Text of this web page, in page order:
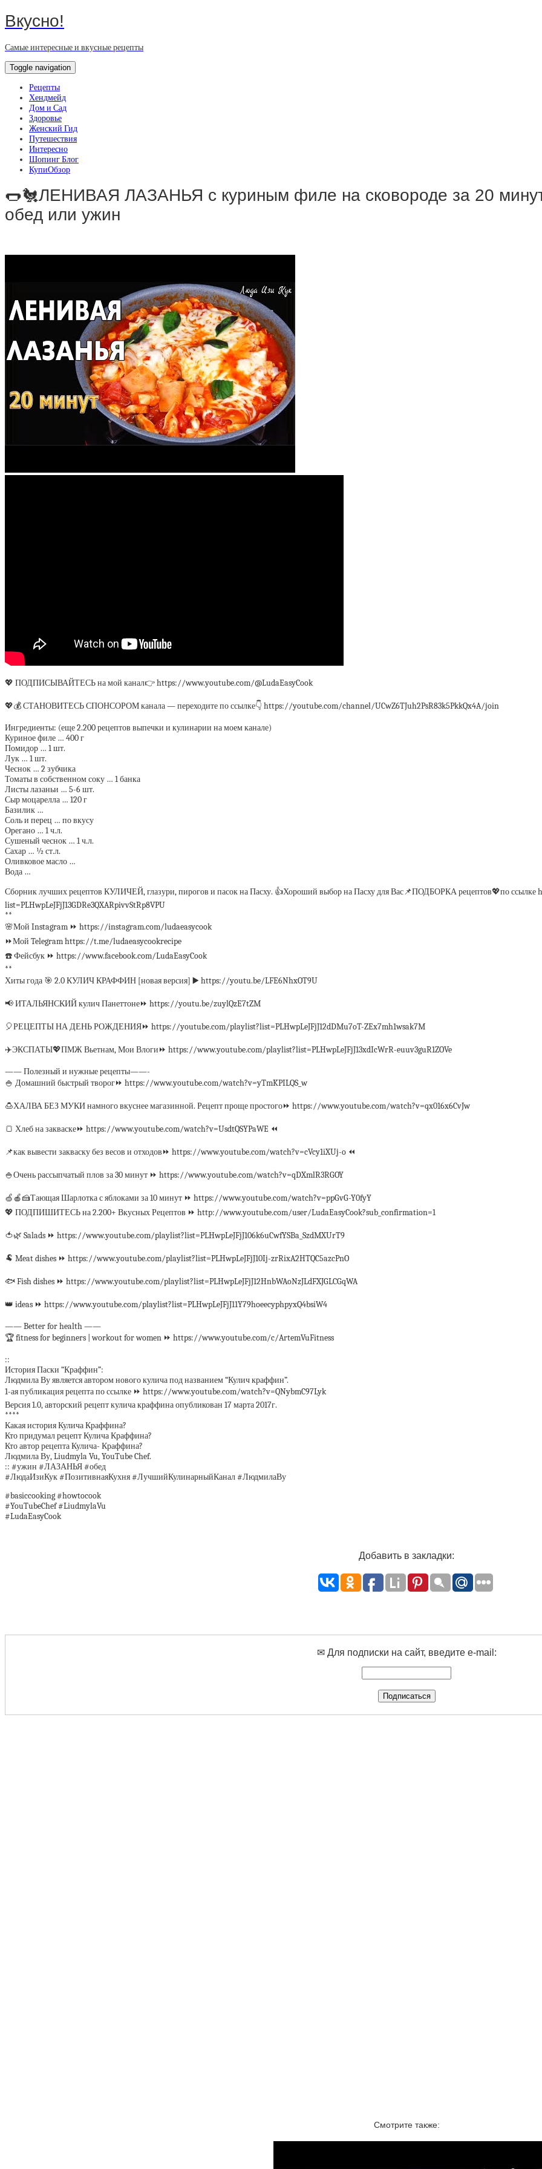
Вкусно!
Самые интересные и вкусные рецепты
Toggle navigation
Рецепты
Хендмейд
Дом и Сад
Здоровье
Женский Гид
Путешествия
Интересно
Шопинг Блог
КупиОбзор
🌭🐔ЛЕНИВАЯ ЛАЗАНЬЯ с куриным филе на сковороде за 20
обед или ужин
💖 ПОДПИСЫВАЙТЕСЬ на мой канал👉 https://www.youtube.com/@LudaEasyCook
💖💰 СТАНОВИТЕСЬ СПОНСОРОМ канала — переходите по ссылке👇 https://youtube.com/channel/UCwZ6TJuh2PsR83k5PkkQx4A/join
Ингредиенты: (еще 2.200 рецептов выпечки и кулинарии на моем канале)
Куриное филе … 400 г
Помидор … 1 шт.
Лук … 1 шт.
Чеснок … 2 зубчика
Томаты в собственном соку … 1 банка
Листы лазаньи … 5-6 шт.
Сыр моцарелла … 120 г
Базилик …
Соль и перец … по вкусу
Орегано … 1 ч.л.
Сушеный чеснок … 1 ч.л.
Сахар … ½ ст.л.
Оливковое масло …
Вода …
Сборник лучших рецептов КУЛИЧЕЙ, глазури, пирогов и пасок на Пасху. 👍Хороший выбор на Пасху для Вас📌ПОДБОРКА рецептов💖по
list=PLHwpLeJFjJ13GDRe3QXARpivvStRp8VPU
**
🌸Мой Instagram ⏩ https://instagram.com/ludaeasycook
⏩Мой Telegram https://t.me/ludaeasycookrecipe
☎️ Фейсбук ⏩ https://www.facebook.com/LudaEasyCook
**
Хиты года 🎯 2.0 КУЛИЧ КРАФФИН [новая версия] ▶️ https://youtu.be/LFE6NhxOT9U
📢 ИТАЛЬЯНСКИЙ кулич Панеттоне⏩ https://youtu.be/zuylQzE7tZM
🎈РЕЦЕПТЫ НА ДЕНЬ РОЖДЕНИЯ⏩ https://youtube.com/playlist?list=PLHwpLeJFjJ12dDMu7oT-ZEx7mh1wsak7M
✈️ЭКСПАТЫ💖ПМЖ Вьетнам, Мои Влоги⏩ https://www.youtube.com/playlist?list=PLHwpLeJFjJ13xdIcWrR-euuv3guR1ZOVe
—— Полезный и нужные рецепты——-
🍚 Домашний быстрый творог⏩ https://www.youtube.com/watch?v=yTmKPILQS_w
🍮ХАЛВА БЕЗ МУКИ намного вкуснее магазинной. Рецепт проще простого⏩ https://www.youtube.com/watch?v=qx016x6CvJw
🍞 Хлеб на закваске⏩ https://www.youtube.com/watch?v=UsdtQSYPaWE ⏪
📌как вывести закваску без весов и отходов⏩ https://www.youtube.com/watch?v=cVcy1iXUj-o ⏪
🍚Очень рассыпчатый плов за 30 минут ⏩ https://www.youtube.com/watch?v=qDXmlR3RGOY
🍏🍎🍰Тающая Шарлотка с яблоками за 10 минут ⏩ https://www.youtube.com/watch?v=ppGvG-Y0fyY
💖 ПОДПИШИТЕСЬ на 2.200+ Вкусных Рецептов ⏩ http://www.youtube.com/user/LudaEasyCook?sub_confirmation=1
🍅🌿 Salads ⏩ https://www.youtube.com/playlist?list=PLHwpLeJFjJ106k6uCwfYSBa_SzdMXUrT9
🐏 Meat dishes ⏩ https://www.youtube.com/playlist?list=PLHwpLeJFjJ10Ij-zrRixA2HTQC5azcPnO
🐟 Fish dishes ⏩ https://www.youtube.com/playlist?list=PLHwpLeJFjJ12HnbWAoNzJLdFXJGLCGqWA
👑 ideas ⏩ https://www.youtube.com/playlist?list=PLHwpLeJFjJ11Y79hoeecyphpyxQ4bsiW4
—— Better for health ——
🏆 fitness for beginners | workout for women ⏩ https://www.youtube.com/c/ArtemVuFitness
::
История Паски “Краффин”:
Людмила Ву является автором нового кулича под названием “Кулич краффин”.
1-ая публикация рецепта по ссылке ⏩ https://www.youtube.com/watch?v=QNybmC97Lyk
Версия 1.0, авторский рецепт кулича краффина опубликован 17 марта 2017г.
****
Какая история Кулича Краффина?
Кто придумал рецепт Кулича Краффина?
Кто автор рецепта Кулича- Краффина?
Людмила Ву, Liudmyla Vu, YouTube Chef.
:: #ужин #ЛАЗАНЬЯ #обед
#ЛюдаИзиКук #ПозитивнаяКухня #ЛучшийКулинарныйКанал #ЛюдмилаВу
#basiccooking #howtocook
#YouTubeChef #LiudmylaVu
#LudaEasyCook
Добавить в закладки:
✉ Для подписки на сайт, введите e-mail:
Смотрите также: